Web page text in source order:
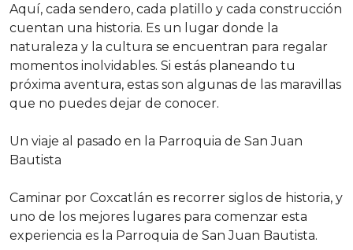
Aquí, cada sendero, cada platillo y cada construcción
cuentan una historia. Es un lugar donde la
naturaleza y la cultura se encuentran para regalar
momentos inolvidables. Si estás planeando tu
próxima aventura, estas son algunas de las maravillas
que no puedes dejar de conocer.
Un viaje al pasado en la Parroquia de San Juan
Bautista
Caminar por Coxcatlán es recorrer siglos de historia, y
uno de los mejores lugares para comenzar esta
experiencia es la Parroquia de San Juan Bautista.